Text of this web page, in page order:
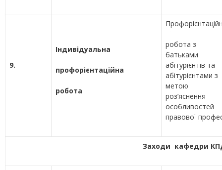
9.
Індивідуальна
профорієнтаційна
робота
робота з
батьками
абітурієнтів та
абітурієнтами з
метою
роз’яснення
особливостей
правової
Заходи кафедри